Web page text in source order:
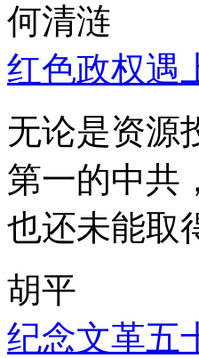
何清涟
红色政权遇
无论是资源
第一的中共
也还未能取
胡平
纪念文革五